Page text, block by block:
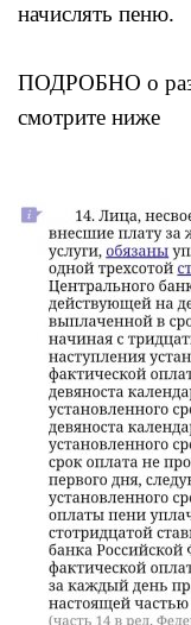
начислять пеню.
ПОДРОБНО о
смотрите ниже